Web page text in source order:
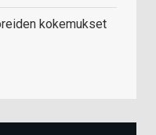
kokemukset